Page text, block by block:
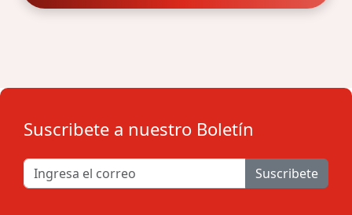
Suscribete a nuestro Boletín
Suscribete